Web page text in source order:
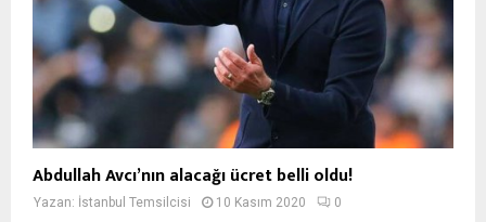
Abdullah Avcı’nın alacağı ücret belli oldu!
Yazan: İstanbul Temsilcisi 10 Kasım 2020 0